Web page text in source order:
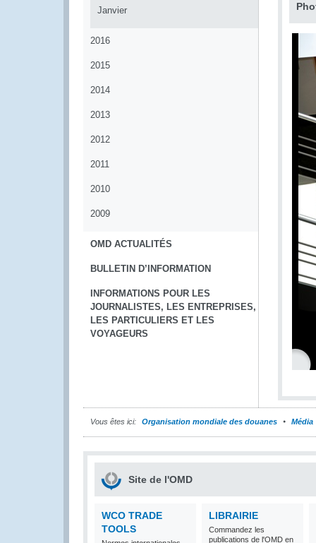
Janvier
2016
2015
2014
2013
2012
2011
2010
2009
OMD ACTUALITÉS
BULLETIN D’INFORMATION
INFORMATIONS POUR LES
JOURNALISTES, LES ENTREPRISES,
LES PARTICULIERS ET LES
VOYAGEURS
Vous êtes ici: Organisation mondiale des douanes Média
Site de l'OMD
WCO TRADE
TOOLS
LIBRAIRIE
Commandez les
publications de l'OMD en